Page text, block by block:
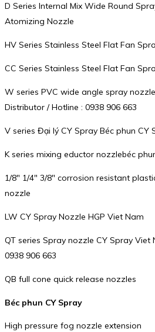
D Series Internal Mix Wide Round
Atomizing Nozzle
HV Series Stainless Steel Flat Fan
CC Series Stainless Steel Flat Fan
W series PVC wide angle spray
Distributor / Hotline : 0938 906 663
V series Đại lý CY Spray Béc phun CY
K series mixing eductor nozzlebéc
1/8″ 1/4″ 3/8″ corrosion resistant
nozzle
LW CY Spray Nozzle HGP Viet Nam
QT series Spray nozzle CY Spray Viet
0938 906 663
QB full cone quick release nozzles
Béc phun CY Spray
High pressure fog nozzle extension